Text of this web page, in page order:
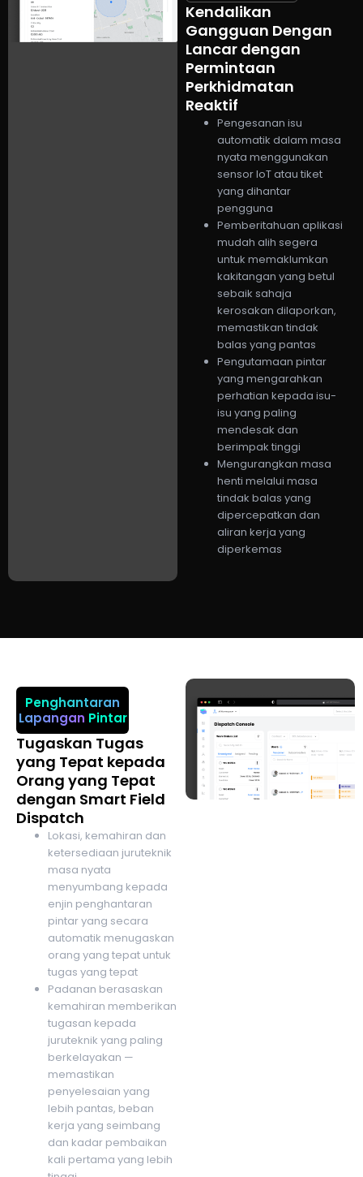
Kendalikan
Gangguan Dengan
Lancar dengan
Permintaan
Perkhidmatan
Reaktif
Pengesanan isu
automatik dalam masa
nyata menggunakan
sensor IoT atau tiket
yang dihantar
pengguna
Pemberitahuan aplikasi
mudah alih segera
untuk memaklumkan
kakitangan yang betul
sebaik sahaja
kerosakan dilaporkan,
memastikan tindak
balas yang pantas
Pengutamaan pintar
yang mengarahkan
perhatian kepada isu-
isu yang paling
mendesak dan
berimpak tinggi
Mengurangkan masa
henti melalui masa
tindak balas yang
dipercepatkan dan
aliran kerja yang
diperkemas
Penghantaran
Lapangan Pintar
Tugaskan Tugas
yang Tepat kepada
Orang yang Tepat
dengan Smart Field
Dispatch
Lokasi, kemahiran dan
ketersediaan juruteknik
masa nyata
menyumbang kepada
enjin penghantaran
pintar yang secara
automatik menugaskan
orang yang tepat untuk
tugas yang tepat
Padanan berasaskan
kemahiran memberikan
tugasan kepada
juruteknik yang paling
berkelayakan —
memastikan
penyelesaian yang
lebih pantas, beban
kerja yang seimbang
dan kadar pembaikan
kali pertama yang lebih